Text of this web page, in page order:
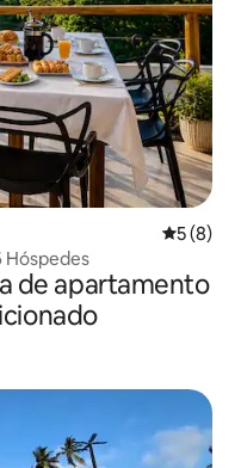
5 de
5 (8)
Hóspedes
de apartamento